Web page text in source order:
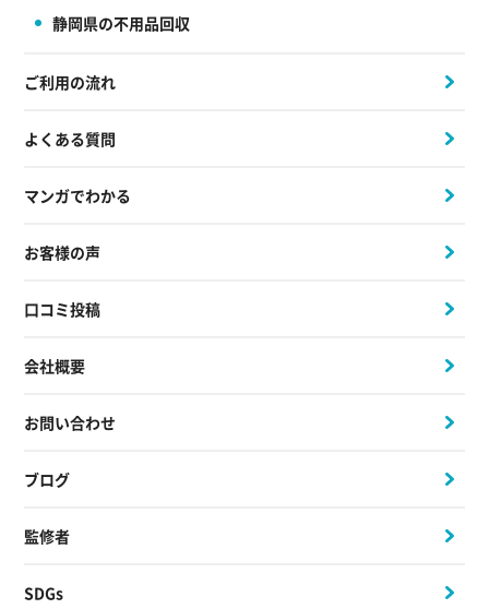
静岡県の不用品回収
ご利用の流れ
よくある質問
マンガでわかる
お客様の声
口コミ投稿
会社概要
お問い合わせ
ブログ
監修者
SDGs